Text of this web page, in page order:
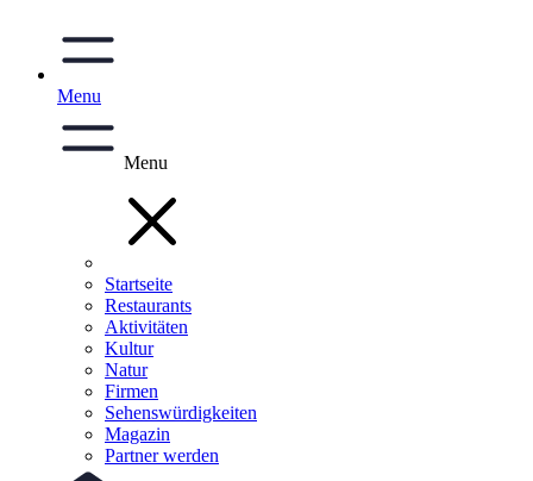
Menu
Menu
Startseite
Restaurants
Aktivitäten
Kultur
Natur
Firmen
Sehenswürdigkeiten
Magazin
Partner werden